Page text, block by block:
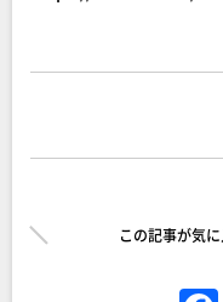
この記事が気